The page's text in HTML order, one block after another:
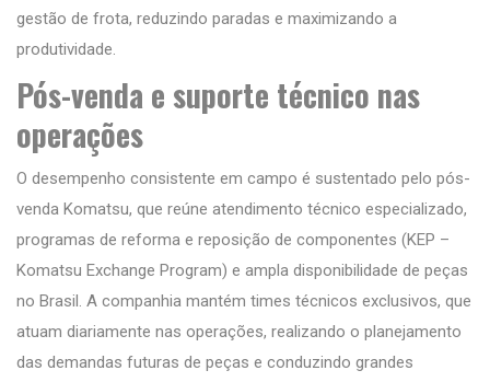
gestão de frota, reduzindo paradas e maximizando a
produtividade.
Pós-venda e suporte técnico nas
operações
O desempenho consistente em campo é sustentado pelo pós-
venda Komatsu, que reúne atendimento técnico especializado,
programas de reforma e reposição de componentes (KEP –
Komatsu Exchange Program) e ampla disponibilidade de peças
no Brasil. A companhia mantém times técnicos exclusivos, que
atuam diariamente nas operações, realizando o planejamento
das demandas futuras de peças e conduzindo grandes